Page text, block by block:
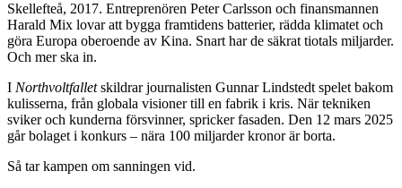
​Skellefteå, 2017. Entreprenören Peter Carlsson och finansmannen
Harald Mix lovar att bygga framtidens batterier, rädda klimatet och
göra Europa oberoende av Kina. Snart har de säkrat tiotals miljarder.
Och mer ska in.
​I Northvoltfalletskildrar journalisten Gunnar Lindstedt spelet bakom
kulisserna, från globala visioner till en fabrik i kris. När tekniken
sviker och kunderna försvinner, spricker fasaden. Den 12 mars 2025
går bolaget i konkurs – nära 100 miljarder kronor är borta.
​Så tar kampen om sanningen vid.